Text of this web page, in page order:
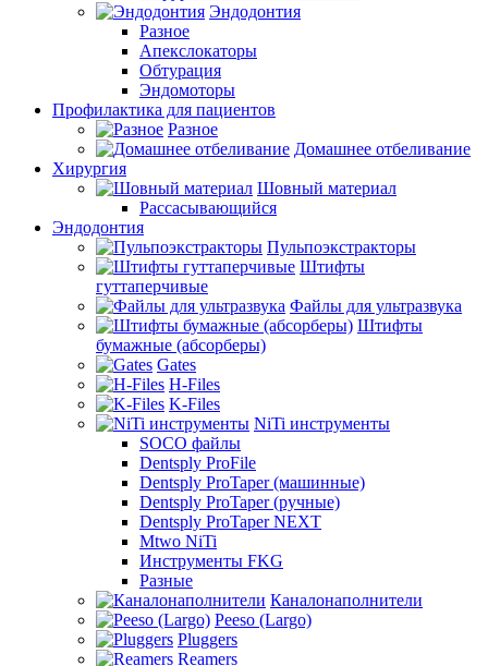
Эндодонтия
Разное
Апекслокаторы
Обтурация
Эндомоторы
Профилактика для пациентов
Разное
Домашнее отбеливание
Хирургия
Шовный материал
Рассасывающийся
Эндодонтия
Пульпоэкстракторы
Штифты
гуттаперчивые
Файлы для ультразвука
Штифты
бумажные (абсорберы)
Gates
H-Files
K-Files
NiTi инструменты
SOCO файлы
Dentsply ProFile
Dentsply ProTaper (машинные)
Dentsply ProTaper (ручные)
Dentsply ProTaper NEXT
Mtwo NiTi
Инструменты FKG
Разные
Каналонаполнители
Peeso (Largo)
Pluggers
Reamers